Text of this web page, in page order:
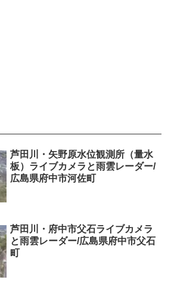
芦田川・矢野原水位観測所（量水
板）ライブカメラと雨雲レーダー/
広島県府中市河佐町
芦田川・府中市父石ライブカメラ
と雨雲レーダー/広島県府中市父石
町